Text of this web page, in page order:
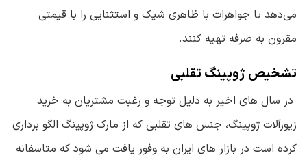
می‌دهد تا جواهرات با ظاهری شیک و استثنایی را با قیمتی
مقرون به صرفه تهیه کنند.
تشخیص ژوپینگ تقلبی
در سال های اخیر به دلیل توجه و رغبت مشتریان به خرید
زیورآلات ژوپینگ، جنس های تقلبی که از مارک ژوپینگ الگو برداری
کرده است در بازار های ایران به وفور یافت می شود که متاسفانه